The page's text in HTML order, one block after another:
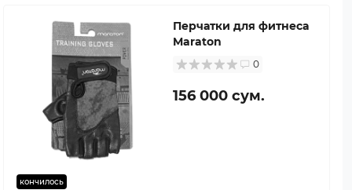
кончилось
Перчатки для фитнеса
Maraton
0
156 000 сум.